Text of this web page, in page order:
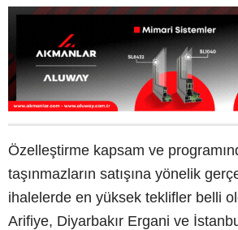
Özelleştirme kapsam ve
taşınmazların satışına yönelik
ihalelerde en yüksek teklifler belli
Arifiye, Diyarbakır Ergani ve